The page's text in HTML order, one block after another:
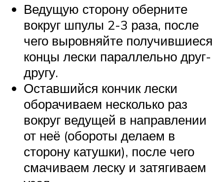
Ведущую сторону оберните
вокруг шпулы 2-3 раза, после
чего выровняйте получившиеся
концы лески параллельно друг-
другу.
Оставшийся кончик лески
оборачиваем несколько раз
вокруг ведущей в направлении
от неё (обороты делаем в
сторону катушки), после чего
смачиваем леску и затягиваем